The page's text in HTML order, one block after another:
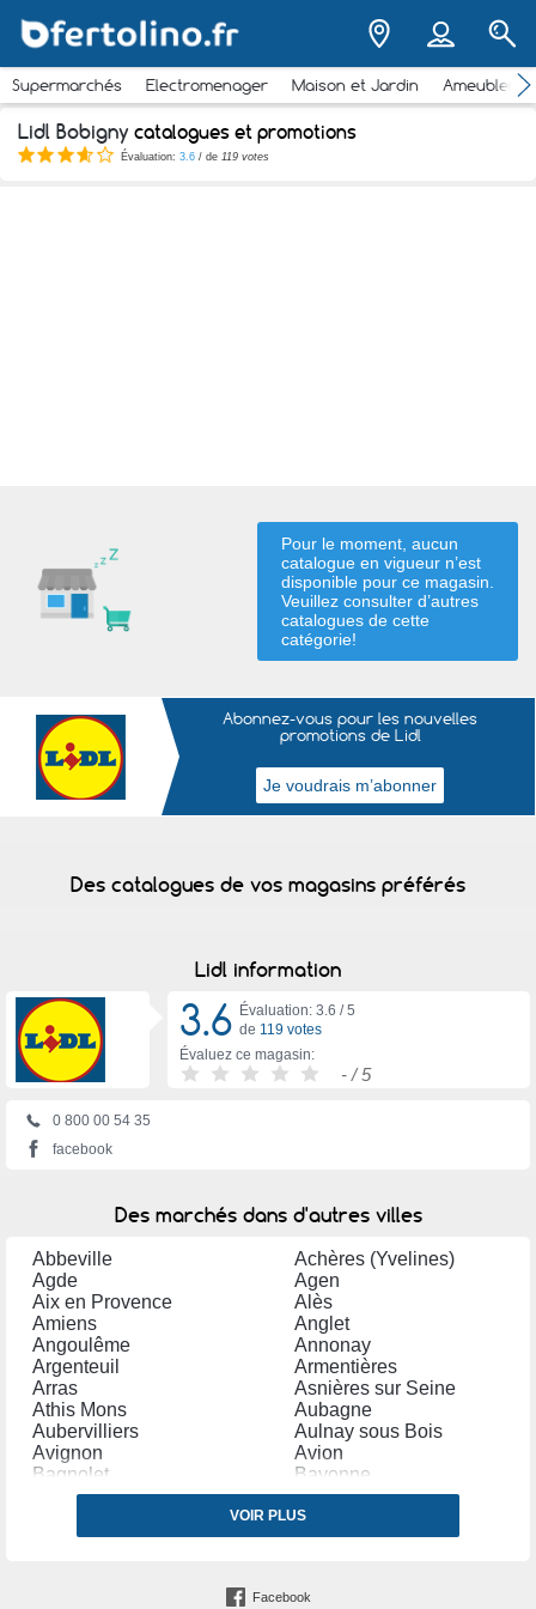
Supermarchés Electromenager Maison et Jardin
Lidl Bobigny catalogues et promotions
Évaluation: 3.6 / de 119 votes
Pour le moment, aucun
catalogue en vigueur n’est
disponible pour ce magasin.
Veuillez consulter d’autres
catalogues de cette
catégorie!
Abonnez-vous pour les nouvelles
promotions de Lidl
Des catalogues de vos magasins préférés
Lidl information
3.6 Évaluation: 3.6 /5
de 119 votes
Évaluez ce magasin:
- / 5
0 800 00 54 35
facebook
Des marchés dans d'autres villes
Abbeville
Achères (Yvelines)
Agde
Agen
Aix en Provence
Alès
Amiens
Anglet
Angoulême
Annonay
Argenteuil
Armentières
Arras
Asnières sur Seine
Athis Mons
Aubagne
Aubervilliers
Aulnay sous Bois
Avignon
Avion
Bagnolet
Bayonne
Bègles
Belfort
Béthune
Béziers
Blagnac
Bourgoin Jallieu
VOIR PLUS
Facebook